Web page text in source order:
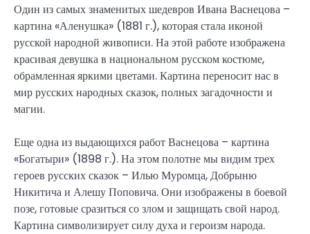
Один из самых знаменитых шедевров Ивана Васнецова –
картина «Аленушка» (1881 г.), которая стала иконой
русской народной живописи. На этой работе изображена
красивая девушка в национальном русском костюме,
обрамленная яркими цветами. Картина переносит нас в
мир русских народных сказок, полных загадочности и
магии.
Еще одна из выдающихся работ Васнецова – картина
«Богатыри» (1898 г.). На этом полотне мы видим трех
героев русских сказок – Илью Муромца, Добрыню
Никитича и Алешу Поповича. Они изображены в боевой
позе, готовые сразиться со злом и защищать свой народ.
Картина символизирует силу духа и героизм народа.